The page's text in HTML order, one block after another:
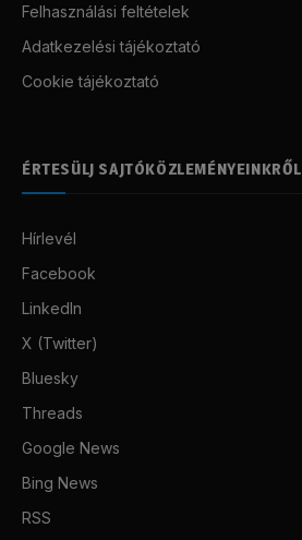
Felhasználási feltételek
Adatkezelési tájékoztató
Cookie tájékoztató
ÉRTESÜLJ SAJTÓKÖZLEMÉNYEINKRŐL
Hírlevél
Facebook
LinkedIn
X (Twitter)
Bluesky
Threads
Google News
Bing News
RSS